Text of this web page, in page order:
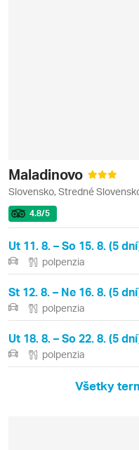
Maladinovo
Slovensko, Stredné
4.8/5
Ut 11. 8. – So 15. 8. (5
polpenzia
St 12. 8. – Ne 16. 8. (5
polpenzia
Ut 18. 8. – So 22. 8. (5
polpenzia
Všetky